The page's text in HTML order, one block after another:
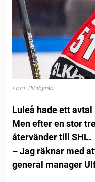
Foto: Bildbyrån
Luleå hade ett
Men efter en stor
återvänder till SHL.
– Jag räknar med
general manager